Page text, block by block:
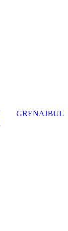
GRENAJBUL